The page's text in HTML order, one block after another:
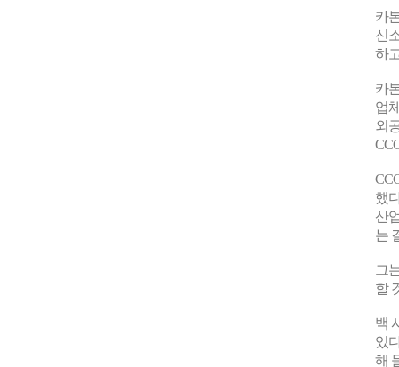
카
신
하
카
업
외
했
산
는
그
할
백
있
해